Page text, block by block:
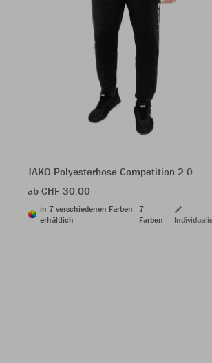
JAKO Polyesterhose Competition 2.0
ab CHF 30.00
in 7 verschiedenen Farben
erhältlich
7
Farben